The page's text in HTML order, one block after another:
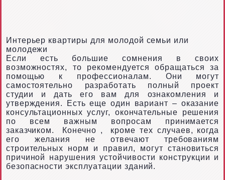
Интерьер квартиры для молодой семьи или
молодежи
Если есть большие сомнения в своих
возможностях, то рекомендуется обращаться за
помощью к профессионалам. Они могут
самостоятельно разработать полный проект
студии и дать его вам для ознакомления и
утверждения. Есть еще один вариант – оказание
консультационных услуг, окончательные решения
по всем важным вопросам принимается
заказчиком.
Конечно ,
кроме тех случаев, когда
его желания не отвечают требованиям
строительных норм и правил, могут становиться
причиной нарушения устойчивости конструкции и
безопасности эксплуатации зданий.